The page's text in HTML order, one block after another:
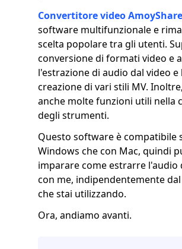
Convertitore video AmoyShare
software multifunzionale e
scelta popolare tra gli utenti.
conversione di formati video e
l'estrazione di audio dal video e
creazione di vari stili MV.
anche molte funzioni utili nella
degli strumenti.
Questo software è compatibile
Windows che con Mac, quindi
imparare come estrarre l'audio
con me, indipendentemente
che stai utilizzando.
Ora, andiamo avanti.